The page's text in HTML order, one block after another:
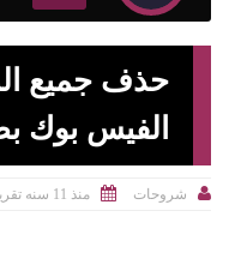
حذف جميع
الفيس بوك
 شروحات  منذ 11 سنه تقريبا